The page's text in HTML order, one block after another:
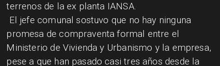
terrenos de la ex planta IANSA.
El jefe comunal sostuvo que no hay ninguna
promesa de compraventa formal entre el
Ministerio de Vivienda y Urbanismo y la empresa,
pese a que han pasado casi tres años desde la